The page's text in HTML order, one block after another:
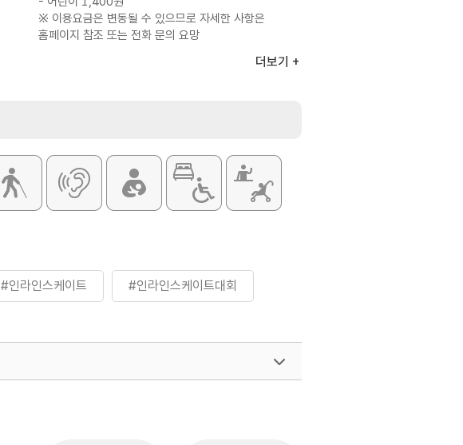
※ 이용요금은 변동될 수 있으므로 자세한 사항은
홈페이지 참조 또는 전화 문의 요망
더보기
#인라인스케이트 #인라인스케이트대회